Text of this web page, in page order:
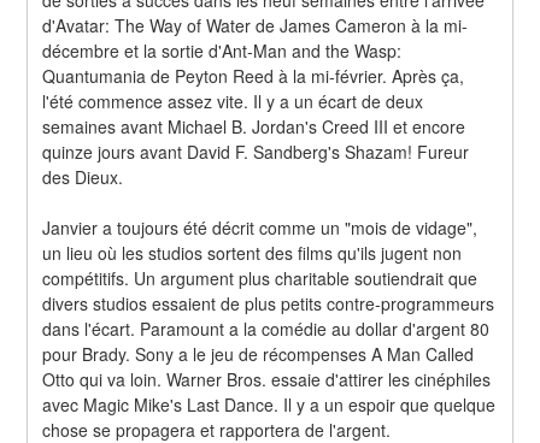
d'Avatar: The Way of Water de James Cameron à la mi-
décembre et la sortie d'Ant-Man and the Wasp:
Quantumania de Peyton Reed à la mi-février. Après ça,
l'été commence assez vite. Il y a un écart de deux
semaines avant Michael B. Jordan's Creed III et encore
quinze jours avant David F. Sandberg's Shazam! Fureur
des Dieux.
Janvier a toujours été décrit comme un "mois de vidage",
un lieu où les studios sortent des films qu'ils jugent non
compétitifs. Un argument plus charitable soutiendrait que
divers studios essaient de plus petits contre-programmeurs
dans l'écart. Paramount a la comédie au dollar d'argent 80
pour Brady. Sony a le jeu de récompenses A Man Called
Otto qui va loin. Warner Bros. essaie d'attirer les cinéphiles
avec Magic Mike's Last Dance. Il y a un espoir que quelque
chose se propagera et rapportera de l'argent.